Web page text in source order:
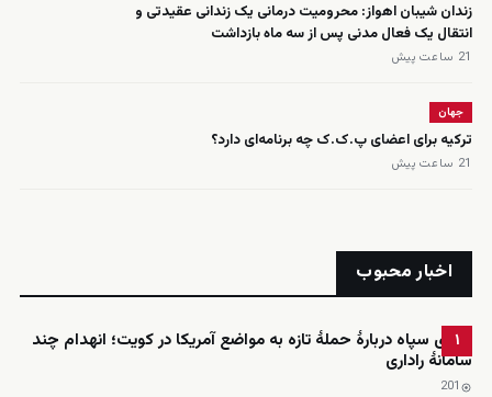
زندان شیبان اهواز: محرومیت درمانی یک زندانی عقیدتی و
انتقال یک فعال مدنی پس از سه ماه بازداشت
21 ساعت پیش
جهان
ترکیه برای اعضای پ.ک.ک چه برنامه‌ای دارد؟
21 ساعت پیش
اخبار محبوب
۱
ادعای سپاه دربارهٔ حملهٔ تازه به مواضع آمریکا در کویت؛ انهدام چند
سامانهٔ راداری
201